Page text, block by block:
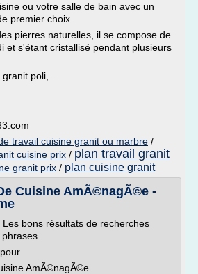
ou votre salle de bain avec un
premier choix.
pierres naturelles, il se compose de
et s'étant cristallisé pendant plusieurs
poli,...
travail cuisine granit ou marbre /
cuisine prix / plan travail granit
granit prix / plan cuisine granit
Cuisine AmÃ©nagÃ©e -
bons résultats de recherches
AmÃ©nagÃ©e